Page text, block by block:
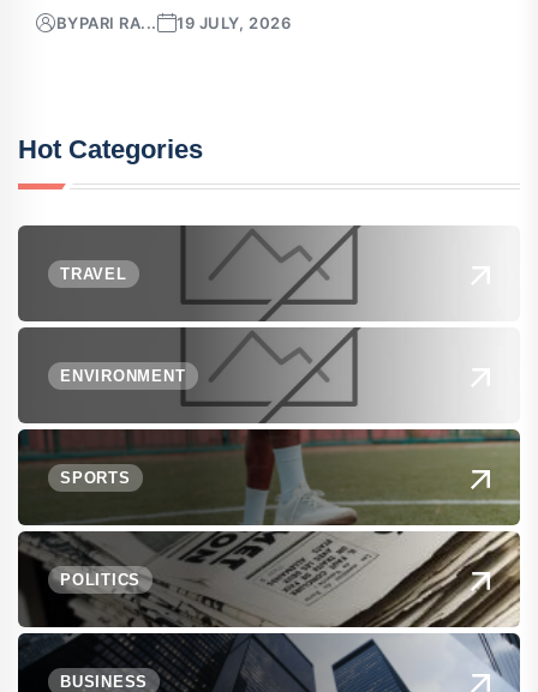
BYPARI RA... 19 JULY, 2026
Hot Categories
TRAVEL
ENVIRONMENT
SPORTS
POLITICS
BUSINESS